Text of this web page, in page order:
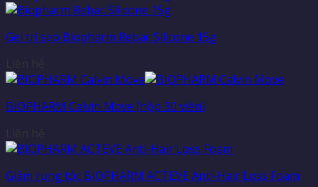
Gel trị sẹo Biopharm Rebac Silicone 15g
BIOPHARM Calvin Move (hộp 30 viên)
Giảm rụng tóc BIOPHARM ACTEVE Anti-Hair Loss Foam